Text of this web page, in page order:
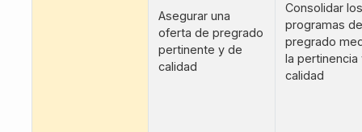
Asegurar una
oferta de pregrado
pertinente y de
calidad
Consolidar los
programas de
pregrado
la pertinencia
calidad